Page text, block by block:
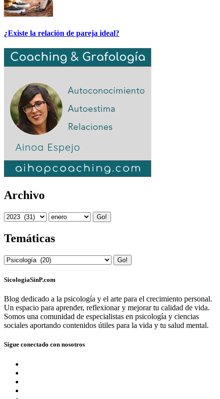
¿Existe la relación de pareja ideal?
Archivo
Go!
Temáticas
Go!
SicologiaSinP.com
Blog dedicado a la psicología y el arte para el crecimiento personal.
Un espacio para aprender, reflexionar y mejorar tu calidad de vida.
Somos una comunidad de especialistas en psicología y ciencias
sociales aportando contenidos útiles para la vida y tu salud mental.
Sigue conectado con nosotros